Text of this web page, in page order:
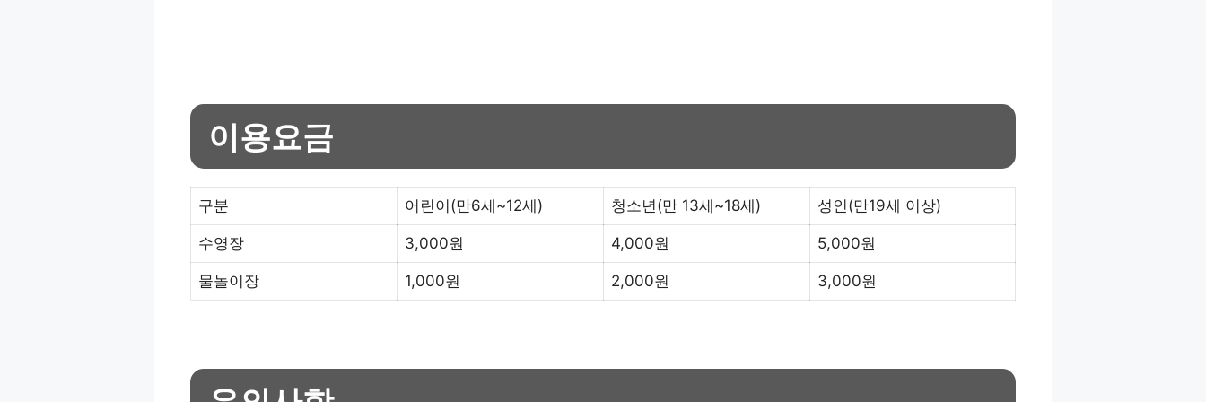
이용요금
구분 어린이(만6세~12세) 청소년(만 13세~18세) 성인(만19세 이상)
수영장 3,000원 4,000원 5,000원
물놀이장 1,000원 2,000원 3,000원